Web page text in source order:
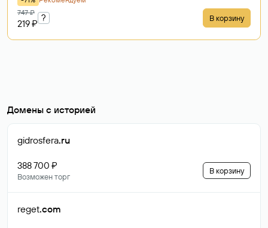
747 ₽
219 ₽
? В корзину
Домены с историей
gidrosfera.ru
388 700 ₽
Возможен торг
В корзину
reget.com